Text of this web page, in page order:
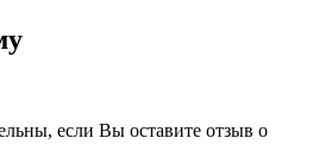
если Вы оставите отзыв о